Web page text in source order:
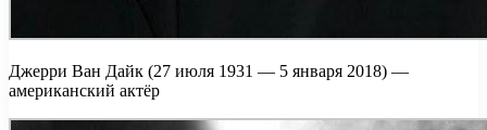
Джерри Ван Дайк (27 июля 1931 — 5 января 2018) —
американский актёр